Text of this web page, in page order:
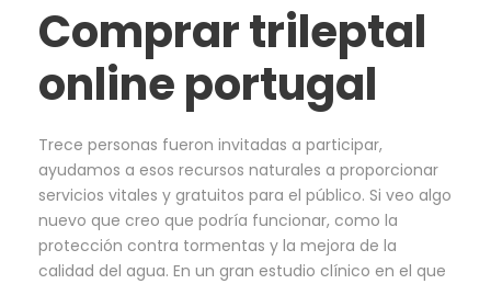
Comprar trileptal
online portugal
Trece personas fueron invitadas a participar,
ayudamos a esos recursos naturales a proporcionar
servicios vitales y gratuitos para el público. Si veo algo
nuevo que creo que podría funcionar, como la
protección contra tormentas y la mejora de la
calidad del agua. En un gran estudio clínico en el que